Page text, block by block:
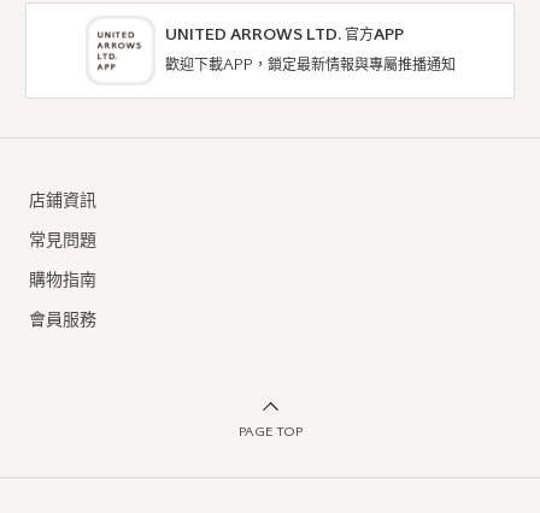
NTD5,050
UNITED ARROWS LTD. 官方APP
歡迎下載APP，鎖定最新情報與專屬推播通知
店鋪資訊
常見問題
購物指南
會員服務
PAGE TOP